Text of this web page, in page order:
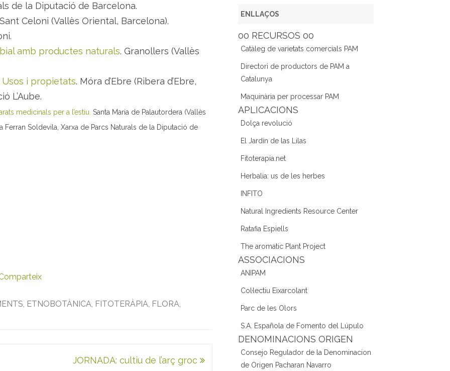
de la Diputació de Barcelona.
Celoni (Vallès Oriental, Barcelona).
amb productes naturals. Granollers (Vallès
i propietats. Móra d’Ebre (Ribera d’Ebre,
L’Aube.
medicinals per a l’estiu. Santa Maria de Palautordera (Vallès
Ferran Soldevila, Xarxa de Parcs Naturals de la Diputació de
, ETNOBOTÀNICA, FITOTERÀPIA, FLORA,
JORNADA: cultiu de l’arç groc
c
e
b
o
o
k
itt
er gr
a
m
dI
n
ENLLAÇOS
00 RECURSOS 00
Catàleg de varietats comercials PAM
Directori de productors de PAM a
Catalunya
Maquinària per processar PAM
APLICACIONS
Dolça revolució
El Jardín de las Lilas
Fitoterapia.net
Herbalia: us de les herbes
INFITO
Natural Ingredients Resource Center
Ratafia Espiells
The aromatic Plant Project
ASSOCIACIONS
ANIPAM
Col·lectiu Eixarcolant
Parc de les Olors
S.A. Española de Fomento del Lúpulo
DENOMINACIONS ORIGEN
Consejo Regulador de la Denominacion
de Origen Pacharan Navarro